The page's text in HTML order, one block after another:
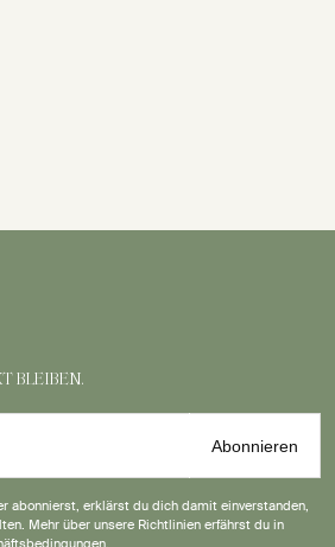
BLEIBEN.
Abonnieren
abonnierst, erklärst du dich damit einverstanden,
Mehr über unsere Richtlinien erfährst du in